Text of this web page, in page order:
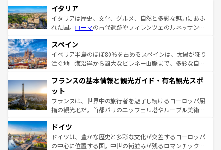
イタリア
イタリアは歴史、文化、グルメ、自然と多彩な魅力にあふ
れた国。 ローマの古代遺跡やフィレンツェのルネッサンス
ろん、トスカーナの美しい田園風景やアマルフィ海岸の絶
景など、自然景観も見逃せない。観光の合間には、本場の
ピザやパスタなど、絶品のイタリア料理を堪能することも
ませてくれるイタリアで、忘れられない旅をしてみよう！
なお、新着のイタリア情報は
しい。
スペイン
イベリア半島のほぼ80％を占めるスペインは、太陽が降り
注ぐ地中海沿岸から雄大なピレネー山脈まで、多彩な自然
文化が根付くこの国では、情熱的なフラメンコ、熱気あふ
れる闘牛、そして美味しいタパスが生活の一部となってい
る。首都マドリードの洗練された雰囲気や、バルセロナの
アートに溢れた街角から、地方では古代ローマ遺跡や中世
せる。地方によって風土や気候が異なるスペインはその個
性で訪れる人を魅了する。 なお、新着のスペイン情報は コ
ンテンツ一覧を参照してほしい。
フランスの基本情報と観光ガイド・有名観光スポ
ット
フランスは、世界中の旅行者を魅了し続けるヨーロッパ屈
指の観光地だ。首都パリのエッフェル塔やルーブル美術館
で、幅広い魅力が詰まっている。華麗な宮殿、歴史的な大
聖堂、美しいビーチ、そして豊かな自然が、訪れる者を心
から魅了する。また、フランスは美食の国としても知ら
ドイツ
ドイツは、豊かな歴史と多彩な文化が交差するヨーロッパ
の中心に位置する国。中世の街並みが残るロマンチック街